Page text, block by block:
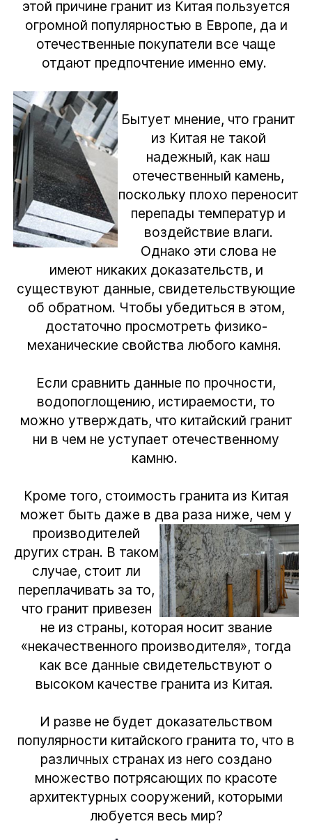
этой причине гранит из Китая пользуется
огромной популярностью в Европе, да и
отечественные покупатели все чаще
отдают предпочтение именно ему.
Бытует мнение, что гранит
из Китая не такой
надежный, как наш
отечественный камень,
поскольку плохо переносит
перепады температур и
воздействие влаги.
Однако эти слова не
имеют никаких доказательств, и
существуют данные, свидетельствующие
об обратном. Чтобы убедиться в этом,
достаточно просмотреть физико-
механические свойства любого камня.
Если сравнить данные по прочности,
водопоглощению, истираемости, то
можно утверждать, что китайский гранит
ни в чем не уступает отечественному
камню.
Кроме того, стоимость гранита из Китая
может быть даже в два раза ниже, чем у
производителей
других стран. В таком
случае, стоит ли
переплачивать за то,
что гранит привезен
не из страны, которая носит звание
«некачественного производителя», тогда
как все данные свидетельствуют о
высоком качестве гранита из Китая.
И разве не будет доказательством
популярности китайского гранита то, что в
различных странах из него создано
множество потрясающих по красоте
архитектурных сооружений, которыми
любуется весь мир?